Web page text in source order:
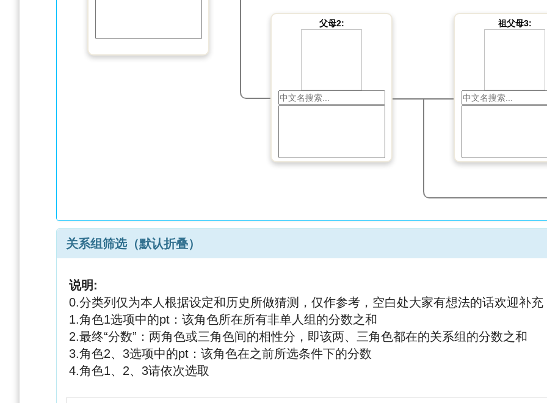
父母2: 祖父母3:
关系组筛选（默认折叠）
说明:
0.分类列仅为本人根据设定和历史所做猜测，仅作参考，空白处大家有想法的话欢迎补充
1.角色1选项中的pt：该角色所在所有非单人组的分数之和
2.最终“分数”：两角色或三角色间的相性分，即该两、三角色都在的关系组的分数之和
3.角色2、3选项中的pt：该角色在之前所选条件下的分数
4.角色1、2、3请依次选取